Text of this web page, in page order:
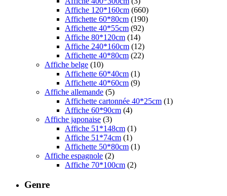
Affiche 120*160cm (660)
Affichette 60*80cm (190)
Affichette 40*55cm (92)
Affiche 80*120cm (14)
Affiche 240*160cm (12)
Affichette 40*80cm (22)
Affiche belge (10)
Affichette 60*40cm (1)
Affichette 40*60cm (9)
Affiche allemande (5)
Affichette cartonnée 40*25cm (1)
Affiche 60*90cm (4)
Affiche japonaise (3)
Affiche 51*148cm (1)
Affiche 51*74cm (1)
Affichette 50*80cm (1)
Affiche espagnole (2)
Affiche 70*100cm (2)
Genre